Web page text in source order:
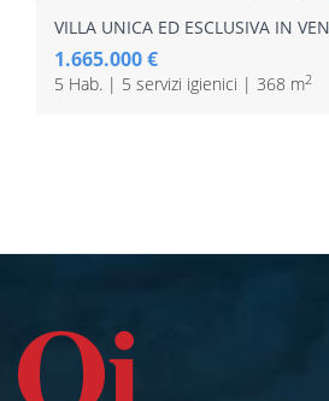
VILLA UNICA ED ESCLUSIVA IN
1.665.000 €
5 Hab. | 5 servizi igienici | 368 m2